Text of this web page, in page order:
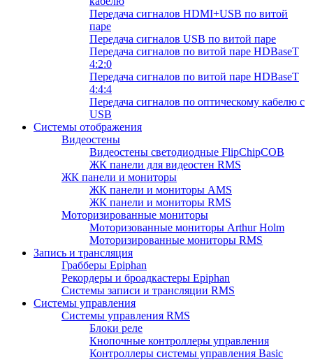
Передача сигналов HDMI+USB по витой
паре
Передача сигналов USB по витой паре
Передача сигналов по витой паре HDBaseT
4:2:0
Передача сигналов по витой паре HDBaseT
4:4:4
Передача сигналов по оптическому кабелю с
USB
Системы отображения
Видеостены
Видеостены светодиодные FlipChipCOB
ЖК панели для видеостен RMS
ЖК панели и мониторы
ЖК панели и мониторы AMS
ЖК панели и мониторы RMS
Моторизированные мониторы
Моторизованные мониторы Arthur Holm
Моторизированные мониторы RMS
Запись и трансляция
Грабберы Epiphan
Рекордеры и броадкастеры Epiphan
Системы записи и трансляции RMS
Системы управления
Системы управления RMS
Блоки реле
Кнопочные контроллеры управления
Контроллеры системы управления Basic